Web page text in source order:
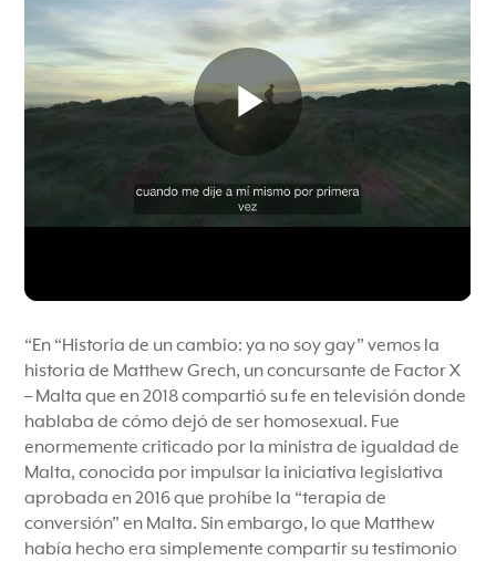
“En “Historia de un cambio: ya no soy gay” vemos la
historia de Matthew Grech, un concursante de Factor X
– Malta que en 2018 compartió su fe en televisión donde
hablaba de cómo dejó de ser homosexual. Fue
enormemente criticado por la ministra de igualdad de
Malta, conocida por impulsar la iniciativa legislativa
aprobada en 2016 que prohíbe la “terapia de
conversión” en Malta. Sin embargo, lo que Matthew
había hecho era simplemente compartir su testimonio